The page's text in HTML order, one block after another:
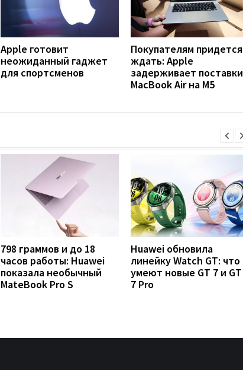
Apple готовит
неожиданный гаджет
для спортсменов
Покупателям придется
ждать: Apple
задерживает поставки
MacBook Air на M5
798 граммов и до 18
часов работы: Huawei
показала необычный
MateBook Pro S
Huawei обновила
линейку Watch GT: что
умеют новые GT 7 и GT
7 Pro